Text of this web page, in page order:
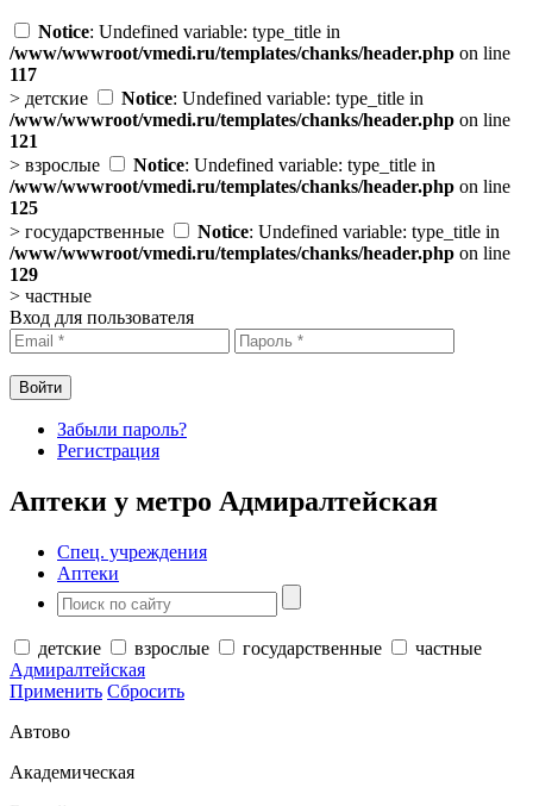
Notice: Undefined variable: type_title in
/www/wwwroot/vmedi.ru/templates/chanks/header.php on line
117
> детские Notice: Undefined variable: type_title in
/www/wwwroot/vmedi.ru/templates/chanks/header.php on line
121
> взрослые Notice: Undefined variable: type_title in
/www/wwwroot/vmedi.ru/templates/chanks/header.php on line
125
> государственные Notice: Undefined variable: type_title in
/www/wwwroot/vmedi.ru/templates/chanks/header.php on line
129
> частные
Вход для пользователя
Забыли пароль?
Регистрация
Аптеки у метро Адмиралтейская
Спец. учреждения
Аптеки
детские взрослые государственные
частные
Адмиралтейская
Применить Сбросить
Автово
Академическая